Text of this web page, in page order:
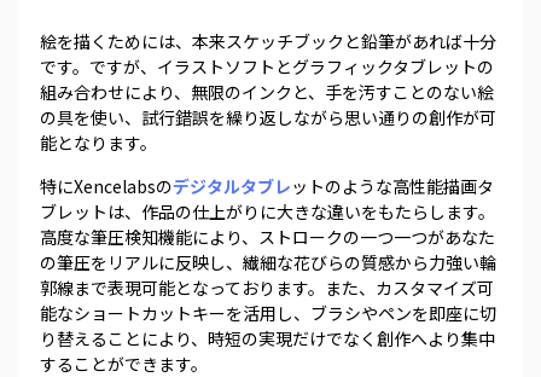
絵を描くためには、本来スケッチブックと鉛筆があれば十分
です。ですが、イラストソフトとグラフィックタブレットの
組み合わせにより、無限のインクと、手を汚すことのない絵
の具を使い、試行錯誤を繰り返しながら思い通りの創作が可
能となります。
特にXencelabsのデジタルタブレットのような高性能描画タ
ブレットは、作品の仕上がりに大きな違いをもたらします。
高度な筆圧検知機能により、ストロークの一つ一つがあなた
の筆圧をリアルに反映し、繊細な花びらの質感から力強い輪
郭線まで表現可能となっております。また、カスタマイズ可
能なショートカットキーを活用し、ブラシやペンを即座に切
り替えることにより、時短の実現だけでなく創作へより集中
することができます。